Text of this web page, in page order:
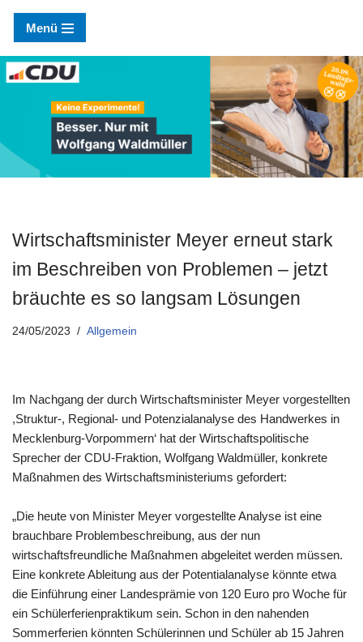
Zum
Inhalt
springen
Menü
Wirtschaftsminister Meyer erneut stark
im Beschreiben von Problemen – jetzt
bräuchte es so langsam Lösungen
24/05/2023 Allgemein
Im Nachgang der durch Wirtschaftsminister Meyer vorgestellten
,Struktur-, Regional- und Potenzialanalyse des Handwerkes in
Mecklenburg-Vorpommern‘ hat der Wirtschaftspolitische
Sprecher der CDU-Fraktion, Wolfgang Waldmüller, konkrete
Maßnahmen des Wirtschaftsministeriums gefordert:
„Die heute von Minister Meyer vorgestellte Analyse ist eine
brauchbare Problembeschreibung, aus der nun
wirtschaftsfreundliche Maßnahmen abgeleitet werden müssen.
Eine konkrete Ableitung aus der Potentialanalyse könnte etwa
die Einführung einer Landesprämie von 120 Euro pro Woche für
ein Schülerferienpraktikum sein. Schon in den nahenden
Sommerferien könnten Schülerinnen und Schüler ab 15 Jahren